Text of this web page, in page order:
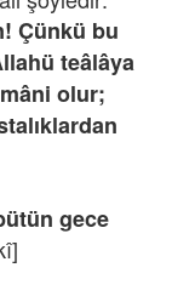
Çünkü bu
teâlâya
olur;
gece